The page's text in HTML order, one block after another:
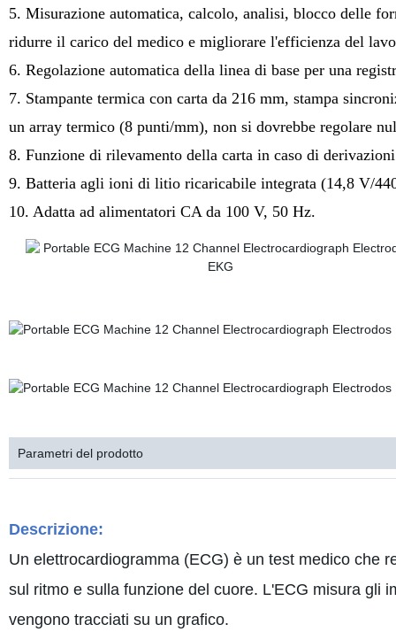
5. Misurazione automatica, calcolo, analisi, blocco delle
ridurre il carico del medico e migliorare l'efficienza del
6. Regolazione automatica della linea di base per una
7. Stampante termica con carta da 216 mm, stampa
un array termico (8 punti/mm), non si dovrebbe regolare
8. Funzione di rilevamento della carta in caso di
9. Batteria agli ioni di litio ricaricabile integrata (14,8 V/
10. Adatta ad alimentatori CA da 100 V, 50 Hz.
Parametri del prodotto
Descrizione:
Un elettrocardiogramma (ECG) è un test medico che
sul ritmo e sulla funzione del cuore. L'ECG misura gli
vengono tracciati su un grafico.